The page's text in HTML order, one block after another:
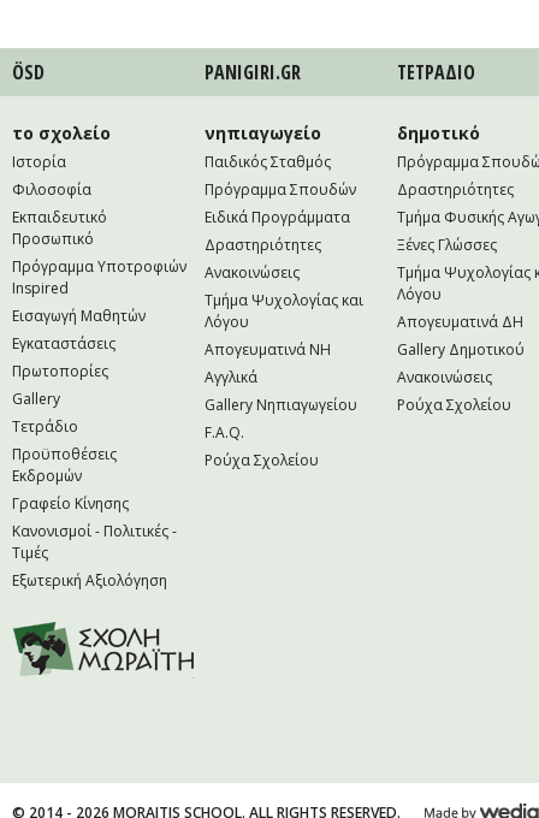
ÖSD PANIGIRI.GR ΤΕΤΡAΔΙΟ
το σχολείο
Ιστορία
Φιλοσοφία
Εκπαιδευτικό
Προσωπικό
Πρόγραμμα Υποτροφιών
Inspired
Εισαγωγή Μαθητών
Εγκαταστάσεις
Πρωτοπορίες
Gallery
Τετράδιο
Προϋποθέσεις
Εκδρομών
Γραφείο Κίνησης
Κανονισμοί - Πολιτικές -
Τιμές
Εξωτερική Αξιολόγηση
νηπιαγωγείο
Παιδικός Σταθμός
Πρόγραμμα Σπουδών
Ειδικά Προγράμματα
Δραστηριότητες
Ανακοινώσεις
Τμήμα Ψυχολογίας και
Λόγου
Απογευματινά NH
Αγγλικά
Gallery Νηπιαγωγείου
F.A.Q.
Ρούχα Σχολείου
δημοτικό
Πρόγραμμα
Δραστηριότητες
Τμήμα Φυσικής
Ξένες Γλώσσες
Τμήμα Ψυχολογίας
Λόγου
Απογευματινά ΔΗ
Gallery Δημοτικού
Ανακοινώσεις
Ρούχα Σχολείου
© 2014 - 2026 MORAITIS SCHOOL. ALL RIGHTS RESERVED.